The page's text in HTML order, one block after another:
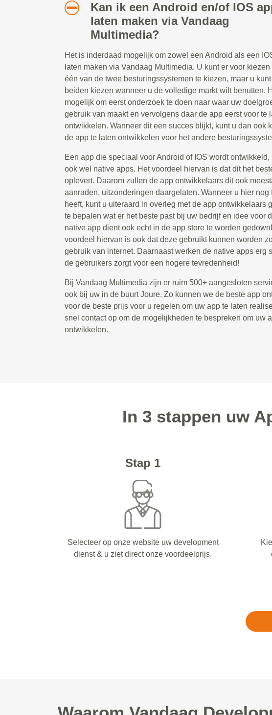
Kan ik een Android en/of IOS
laten maken via Vandaag
Multimedia?
Het is inderdaad mogelijk om zowel een Android als een
laten maken via Vandaag Multimedia. U kunt er voor
één van de twee besturingssystemen te kiezen, maar u
beiden kiezen wanneer u de volledige markt wilt benutten.
mogelijk om eerst onderzoek te doen naar waar uw
gebruik van maakt en vervolgens daar de app eerst voor te
ontwikkelen. Wanneer dit een succes blijkt, kunt u dan ook
de app te laten ontwikkelen voor het andere
Een app die speciaal voor Android of IOS wordt
ook wel native apps. Het voordeel hiervan is dat dit het
oplevert. Daarom zullen de app ontwikkelaars dit ook
aanraden, uitzonderingen daargelaten. Wanneer u hier nog
heeft, kunt u uiteraard in overleg met de app ontwikkelaars
te bepalen wat er het beste past bij uw bedrijf en idee voor
native app dient ook echt in de app store te worden
voordeel hiervan is ook dat deze gebruikt kunnen worden
gebruik van internet. Daarnaast werken de native apps erg
de gebruikers zorgt voor een hogere tevredenheid!
Bij Vandaag Multimedia zijn er ruim 500+ aangesloten
ook bij uw in de buurt Joure. Zo kunnen we de beste app
voor de beste prijs voor u regelen om uw app te laten
snel contact op om de mogelijkheden te bespreken om uw
ontwikkelen.
In 3 stappen uw
Stap 1
Selecteer op onze website uw development
dienst & u ziet direct onze voordeelprijs.